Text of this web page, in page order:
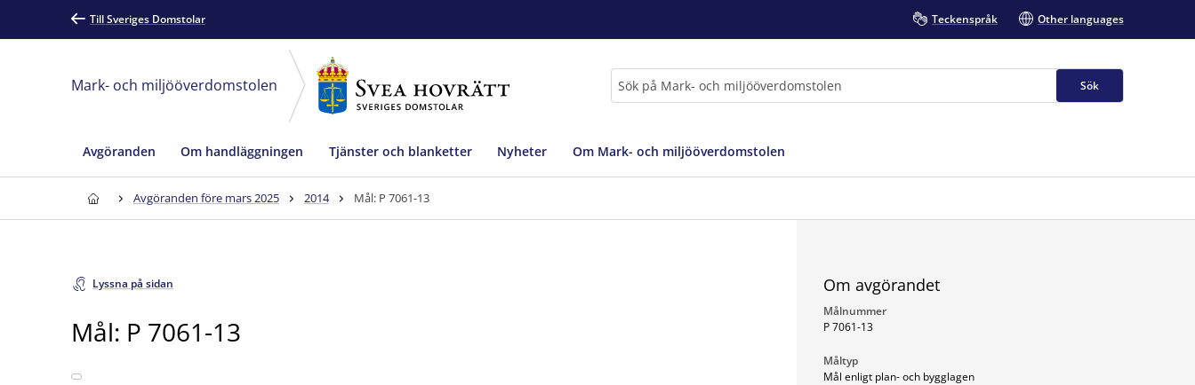
Till Sveriges Domstolar Teckenspråk Other languages
Mark- och miljööverdomstolen Sök
Avgöranden Om handläggningen Tjänster och blanketter Nyheter Om Mark- och miljööverdomstolen
Avgöranden före mars 2025 2014 Mål: P 7061-13
Lyssna på sidan
Mål: P 7061-13
Om avgörandet
Målnummer
P 7061-13
Måltyp
Mål enligt plan- och bygglagen